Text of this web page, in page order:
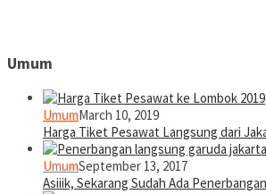
Umum
UmumMarch 10, 2019
Harga Tiket Pesawat Langsung dari
UmumSeptember 13, 2017
Asiiik, Sekarang Sudah Ada